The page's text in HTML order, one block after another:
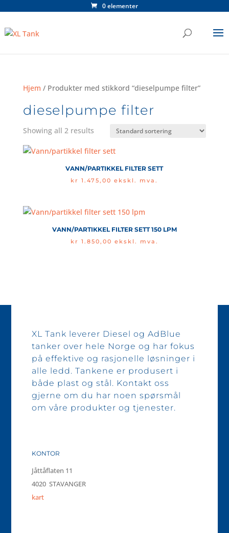
0 elementer
Hjem / Produkter med stikkord “dieselpumpe filter”
dieselpumpe filter
Showing all 2 results
VANN/PARTIKKEL FILTER SETT
kr 1.475,00 ekskl. mva.
VANN/PARTIKKEL FILTER SETT 150 LPM
kr 1.850,00 ekskl. mva.
XL Tank leverer Diesel og AdBlue
tanker over hele Norge og har fokus
på effektive og rasjonelle løsninger i
alle ledd. Tankene er produsert i
både plast og stål. Kontakt oss
gjerne om du har noen spørsmål
om våre produkter og tjenester.
KONTOR
Jåttåflaten 11
4020 STAVANGER
kart